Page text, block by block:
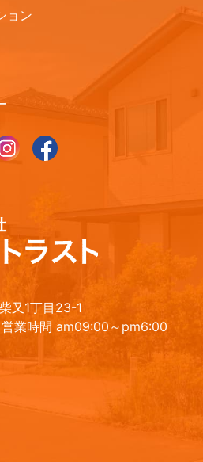
ョン
又1丁目23-1
営業時間 am09:00～pm6:00